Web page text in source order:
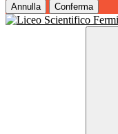
Annulla Conferma